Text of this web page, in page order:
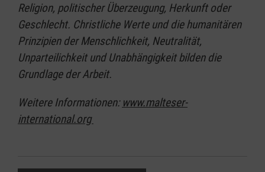
Religion, politischer Überzeugung, Herkunft oder
Geschlecht. Christliche Werte und die humanitären
Prinzipien der Menschlichkeit, Neutralität,
Unparteilichkeit und Unabhängigkeit bilden die
Grundlage der Arbeit.
Weitere Informationen: www.malteser-
international.org